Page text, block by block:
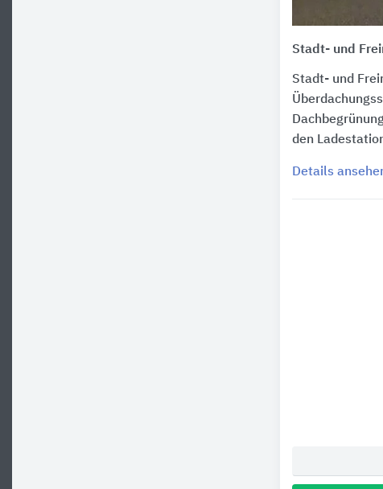
Stadt- und
Stadt- und
den
Details